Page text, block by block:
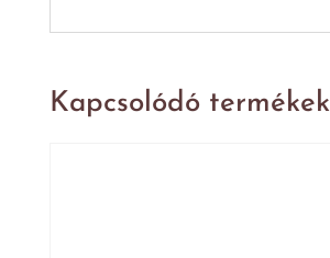
Kapcsolódó termékek